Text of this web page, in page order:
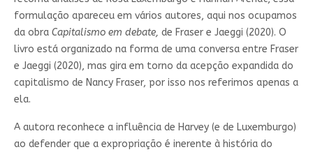
formulação apareceu em vários autores, aqui nos ocupamos
da obra Capitalismo em debate, de Fraser e Jaeggi (2020). O
livro está organizado na forma de uma conversa entre Fraser
e Jaeggi (2020), mas gira em torno da acepção expandida do
capitalismo de Nancy Fraser, por isso nos referimos apenas a
ela.
A autora reconhece a influência de Harvey (e de Luxemburgo)
ao defender que a expropriação é inerente à história do